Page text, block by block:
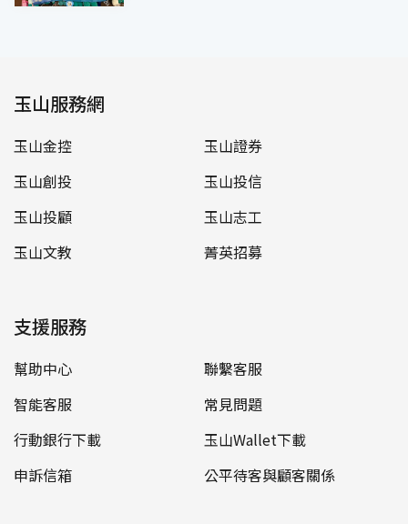
玉山服務網
玉山金控
玉山證券
玉山創投
玉山投信
玉山投顧
玉山志工
玉山文教
菁英招募
支援服務
幫助中心
聯繫客服
智能客服
常見問題
行動銀行下載
玉山Wallet下載
申訴信箱
公平待客與顧客關係